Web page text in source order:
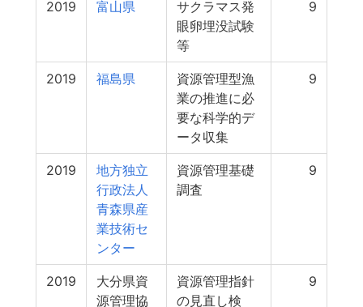
2019 富山県
サクラマス発
眼卵埋没試験
等
9
2019 福島県
資源管理型漁
業の推進に必
要な科学的デ
ータ収集
9
2019
地方独立
行政法人
青森県産
業技術セ
ンター
資源管理基礎
調査
9
2019
大分県資
源管理協
資源管理指針
の見直し検
9